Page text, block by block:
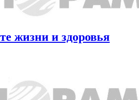
жизни и здоровья